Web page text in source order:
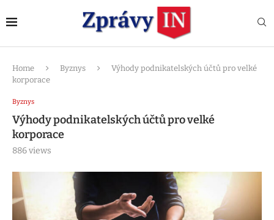
Home Byznys
Výhody podnikatelských účtů pro velké
korporace
Byznys
Výhody podnikatelských účtů pro velké
korporace
886views